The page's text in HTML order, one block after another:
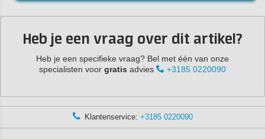
Heb je een vraag over dit artikel?
Heb je een specifieke vraag? Bel met één van onze
specialisten voor gratis advies +3185 0220090
Klantenservice: +3185 0220090